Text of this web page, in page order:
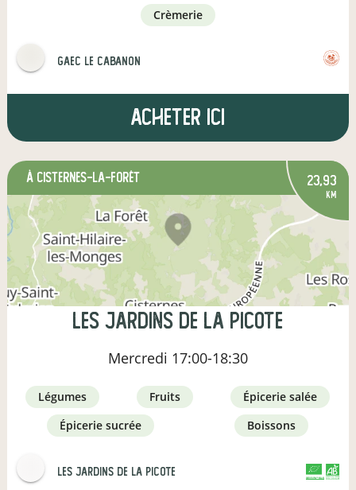
crèmerie
gaec le cabanon
Acheter ici
à Cisternes-la-Forêt 23,93
km
Les jardins de la Picote
Mercredi 17:00-18:30
légumes fruits
épicerie salée
épicerie sucrée
boissons
Les jardins de la Picote